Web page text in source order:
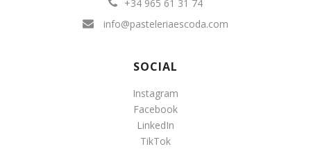
+34 965 61 31 74
info@pasteleriaescoda.com
SOCIAL
Instagram
Facebook
LinkedIn
TikTok